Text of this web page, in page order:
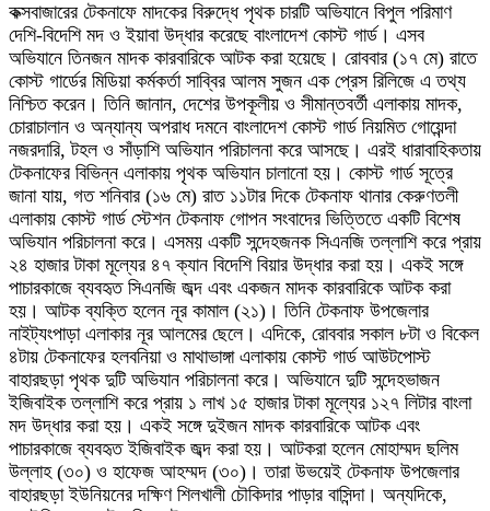
কক্সবাজারের টেকনাফে মাদকের বিরুদ্ধে পৃথক চারটি অভিযানে বিপুল পরিমাণ
দেশি-বিদেশি মদ ও ইয়াবা উদ্ধার করেছে বাংলাদেশ কোস্ট গার্ড। এসব
অভিযানে তিনজন মাদক কারবারিকে আটক করা হয়েছে। রোববার (১৭ মে) রাতে
কোস্ট গার্ডের মিডিয়া কর্মকর্তা সাব্বির আলম সুজন এক প্রেস রিলিজে এ তথ্য
নিশ্চিত করেন। তিনি জানান, দেশের উপকূলীয় ও সীমান্তবর্তী এলাকায় মাদক,
চোরাচালান ও অন্যান্য অপরাধ দমনে বাংলাদেশ কোস্ট গার্ড নিয়মিত গোয়েন্দা
নজরদারি, টহল ও সাঁড়াশি অভিযান পরিচালনা করে আসছে। এরই ধারাবাহিকতায়
টেকনাফের বিভিন্ন এলাকায় পৃথক অভিযান চালানো হয়। কোস্ট গার্ড সূত্রে
জানা যায়, গত শনিবার (১৬ মে) রাত ১১টার দিকে টেকনাফ থানার কেরুণতলী
এলাকায় কোস্ট গার্ড স্টেশন টেকনাফ গোপন সংবাদের ভিত্তিতে একটি বিশেষ
অভিযান পরিচালনা করে। এসময় একটি সন্দেহজনক সিএনজি তল্লাশি করে প্রায়
২৪ হাজার টাকা মূল্যের ৪৭ ক্যান বিদেশি বিয়ার উদ্ধার করা হয়। একই সঙ্গে
পাচারকাজে ব্যবহৃত সিএনজি জব্দ এবং একজন মাদক কারবারিকে আটক করা
হয়। আটক ব্যক্তি হলেন নূর কামাল (২১)। তিনি টেকনাফ উপজেলার
নাইট্যংপাড়া এলাকার নূর আলমের ছেলে। এদিকে, রোববার সকাল ৮টা ও বিকেল
৪টায় টেকনাফের হলবনিয়া ও মাথাভাঙ্গা এলাকায় কোস্ট গার্ড আউটপোস্ট
বাহারছড়া পৃথক দুটি অভিযান পরিচালনা করে। অভিযানে দুটি সন্দেহভাজন
ইজিবাইক তল্লাশি করে প্রায় ১ লাখ ১৫ হাজার টাকা মূল্যের ১২৭ লিটার বাংলা
মদ উদ্ধার করা হয়। একই সঙ্গে দুইজন মাদক কারবারিকে আটক এবং
পাচারকাজে ব্যবহৃত ইজিবাইক জব্দ করা হয়। আটকরা হলেন মোহাম্মদ ছলিম
উল্লাহ (৩০) ও হাফেজ আহম্মদ (৩০)। তারা উভয়েই টেকনাফ উপজেলার
বাহারছড়া ইউনিয়নের দক্ষিণ শিলখালী চৌকিদার পাড়ার বাসিন্দা। অন্যদিকে,